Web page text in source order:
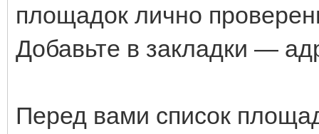
площадок лично
Добавьте в закладки —
Перед вами список